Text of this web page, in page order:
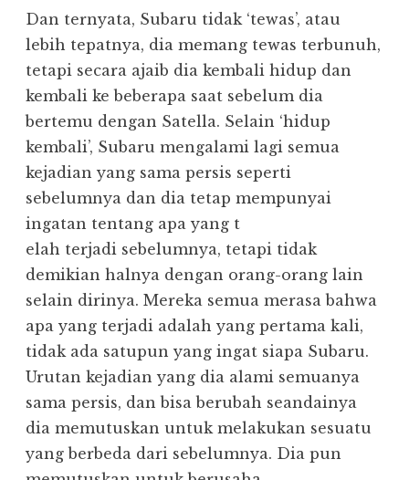
Dan ternyata, Subaru tidak ‘tewas’, atau
lebih tepatnya, dia memang tewas terbunuh,
tetapi secara ajaib dia kembali hidup dan
kembali ke beberapa saat sebelum dia
bertemu dengan Satella. Selain ‘hidup
kembali’, Subaru mengalami lagi semua
kejadian yang sama persis seperti
sebelumnya dan dia tetap mempunyai
ingatan tentang apa yang t
elah terjadi sebelumnya, tetapi tidak
demikian halnya dengan orang-orang lain
selain dirinya. Mereka semua merasa bahwa
apa yang terjadi adalah yang pertama kali,
tidak ada satupun yang ingat siapa Subaru.
Urutan kejadian yang dia alami semuanya
sama persis, dan bisa berubah seandainya
dia memutuskan untuk melakukan sesuatu
yang berbeda dari sebelumnya. Dia pun